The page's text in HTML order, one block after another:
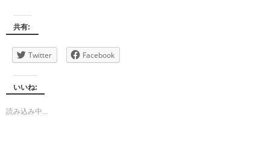
共有:
Twitter Facebook
いいね:
読み込み中...